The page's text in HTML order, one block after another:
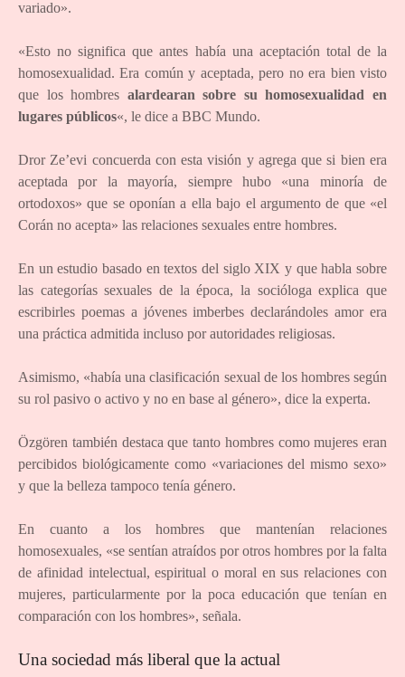
variado».
«Esto no significa que antes había una aceptación total de la
homosexualidad. Era común y aceptada, pero no era bien visto
que los hombres alardearan sobre su homosexualidad en
lugares públicos«, le dice a BBC Mundo.
Dror Ze’evi concuerda con esta visión y agrega que si bien era
aceptada por la mayoría, siempre hubo «una minoría de
ortodoxos» que se oponían a ella bajo el argumento de que «el
Corán no acepta» las relaciones sexuales entre hombres.
En un estudio basado en textos del siglo XIX y que habla sobre
las categorías sexuales de la época, la socióloga explica que
escribirles poemas a jóvenes imberbes declarándoles amor era
una práctica admitida incluso por autoridades religiosas.
Asimismo, «había una clasificación sexual de los hombres según
su rol pasivo o activo y no en base al género», dice la experta.
Özgören también destaca que tanto hombres como mujeres eran
percibidos biológicamente como «variaciones del mismo sexo»
y que la belleza tampoco tenía género.
En cuanto a los hombres que mantenían relaciones
homosexuales, «se sentían atraídos por otros hombres por la falta
de afinidad intelectual, espiritual o moral en sus relaciones con
mujeres, particularmente por la poca educación que tenían en
comparación con los hombres», señala.
Una sociedad más liberal que la actual